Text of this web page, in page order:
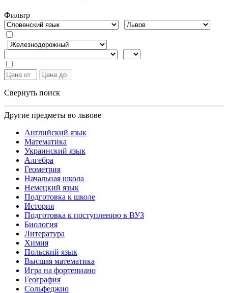
Фильтр
Свернуть поиск
Другие предметы во львове
Английский язык
Математика
Украинский язык
Алгебра
Геометрия
Начальная школа
Немецкий язык
Подготовка к школе
История
Подготовка к поступлению в ВУЗ
Биология
Литература
Химия
Польский язык
Высшая математика
Игра на фортепиано
География
Сольфеджио